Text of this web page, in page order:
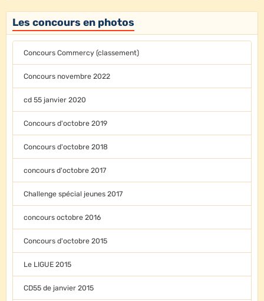
Les concours en photos
Concours Commercy (classement)
Concours novembre 2022
cd 55 janvier 2020
Concours d'octobre 2019
Concours d'octobre 2018
concours d'octobre 2017
Challenge spécial jeunes 2017
concours octobre 2016
Concours d'octobre 2015
Le LIGUE 2015
CD55 de janvier 2015